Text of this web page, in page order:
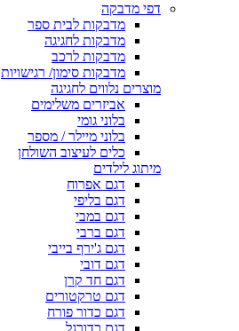
דפי מדבקה
מדבקות לבית ספר
מדבקות לחגיגה
מדבקות לרכב
מדבקות סימון/ רגישויות
מוצרים נלווים לחגיגה
אביזרים משלימים
בלוני גומי
בלוני מיילר / מספר
כלים לעיצוב השולחן
מיתוג לילדים
דגם אפרוח
דגם בליפי
דגם במבי
דגם ברבי
דגם ג'ירף בייבי
דגם דובי
דגם חד קרן
דגם טרקטורים
דגם כדור פורח